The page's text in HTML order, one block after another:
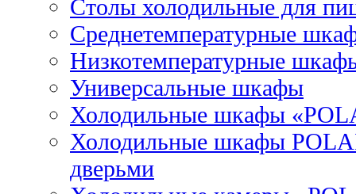
Столы холодильные для
Среднетемпературные
Низкотемпературные
Универсальные шкафы
Холодильные шкафы
Холодильные шкафы
дверьми